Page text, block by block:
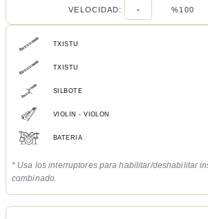
VELOCIDAD: - %100
TXISTU
TXISTU
SILBOTE
VIOLIN - VIOLON
BATERIA
* Usa los interruptores para habilitar/deshabilitar
combinado.